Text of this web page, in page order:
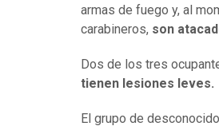
armas de fuego y, al
carabineros, son
Dos de los tres
tienen lesiones leves.
El grupo de